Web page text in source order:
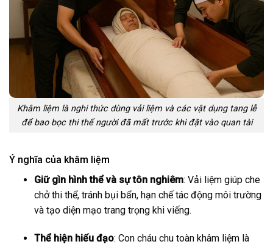
Khâm liệm là nghi thức dùng vải liệm và các vật dụng tang lễ
để bao bọc thi thể người đã mất trước khi đặt vào quan tài
Ý nghĩa của khâm liệm
Giữ gìn hình thể và sự tôn nghiêm: Vải liệm giúp che
chở thi thể, tránh bụi bẩn, hạn chế tác động môi trường
và tạo diện mạo trang trọng khi viếng.
Thể hiện hiếu đạo: Con cháu chu toàn khâm liệm là